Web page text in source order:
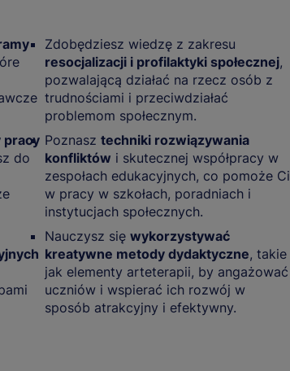
pracy
do
Zdobędziesz wiedzę z zakresu
resocjalizacji i profilaktyki społecznej,
pozwalającą działać na rzecz osób z
trudnościami i przeciwdziałać
problemom społecznym.
Poznasz techniki rozwiązywania
konfliktów i skutecznej współpracy w
zespołach edukacyjnych, co pomoże Ci
w pracy w szkołach, poradniach i
instytucjach społecznych.
Nauczysz się wykorzystywać
kreatywne metody dydaktyczne, takie
jak elementy arteterapii, by angażować
uczniów i wspierać ich rozwój w
sposób atrakcyjny i efektywny.